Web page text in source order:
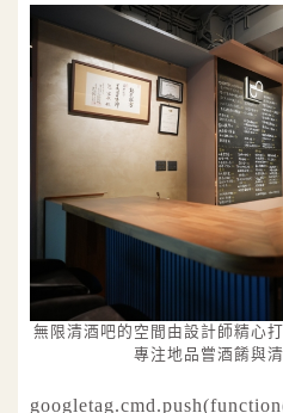
無限清酒吧的空間由設計師精心
專注地品嘗酒餚與